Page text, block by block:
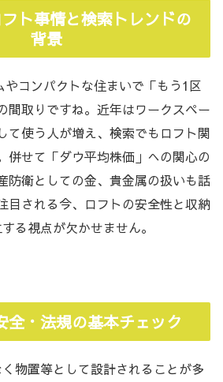
ト事情と検索トレンドの
背景
やコンパクトな住まいで「もう1区
間取りですね。近年はワークスペー
て使う人が増え、検索でもロフト関
併せて「ダウ平均株価」への関心の
防衛としての金、貴金属の扱いも話
目される今、ロフトの安全性と収納
る視点が欠かせません。
全・法規の基本チェック
物置等として設計されることが多